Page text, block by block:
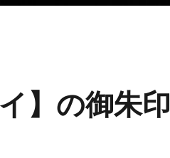
】の御朱印